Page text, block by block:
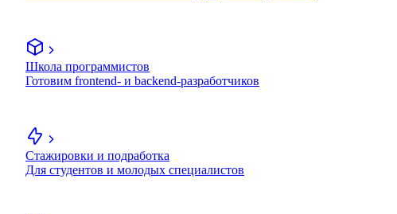
Школа программистов
Готовим frontend- и backend-разработчиков
Стажировки и подработка
Для студентов и молодых специалистов